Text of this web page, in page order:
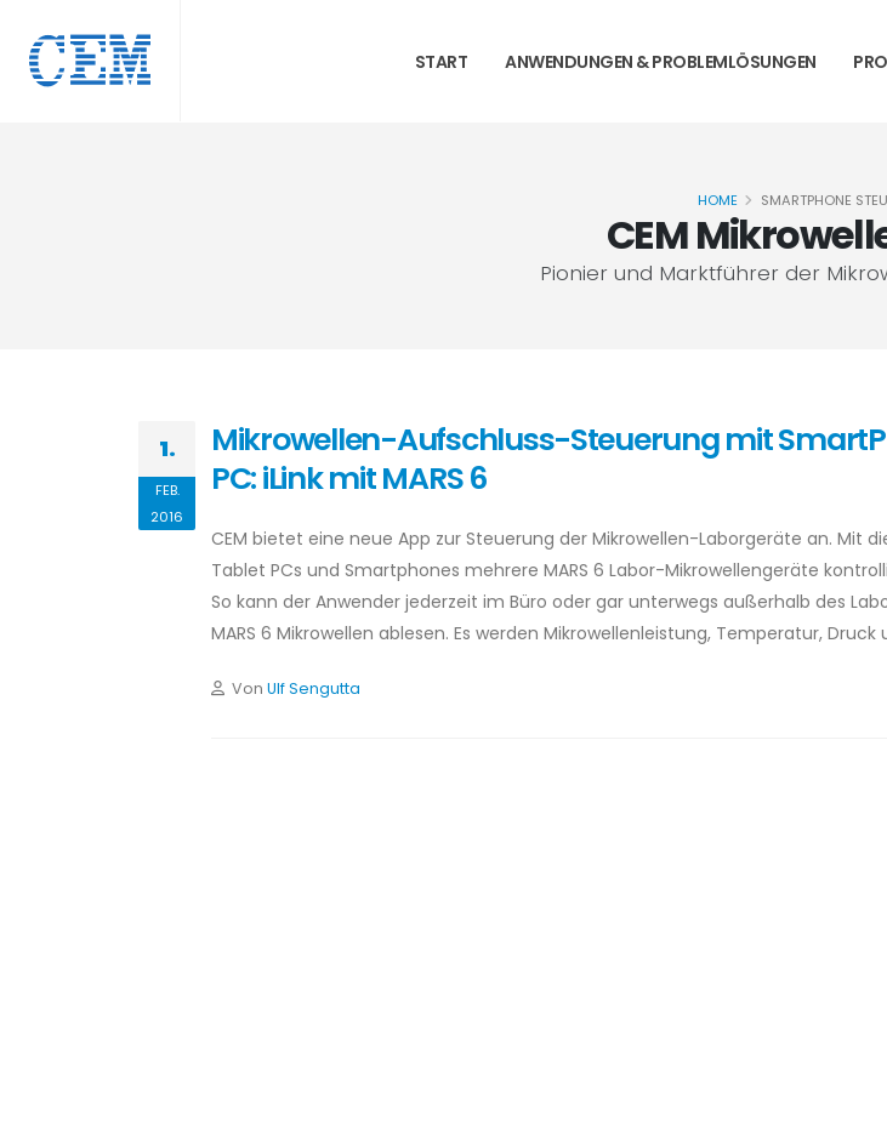
START ANWENDUNGEN & PROBLEMLÖSUNGEN
CEM
Pionier und Marktführer der
HOME SMARTPHONE
1.
FEB.
2016
Mikrowellen-Aufschluss-Steuerung mit
PC: iLink mit MARS 6
CEM bietet eine neue App zur Steuerung der Mikrowellen-Laborgeräte an. Mit
Tablet PCs und Smartphones mehrere MARS 6 Labor-Mikrowellengeräte
So kann der Anwender jederzeit im Büro oder gar unterwegs außerhalb des
MARS 6 Mikrowellen ablesen. Es werden Mikrowellenleistung, Temperatur, Druck
Von Ulf Sengutta